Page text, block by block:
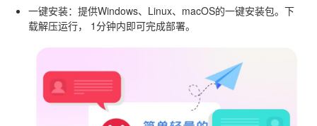
一键安装：提供Windows、Linux、macOS的一键安装包。下
载解压运行， 1分钟内即可完成部署。